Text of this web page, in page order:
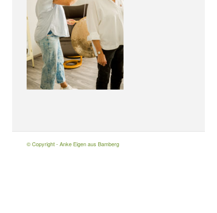
© Copyright - Anke Eigen aus Bamberg